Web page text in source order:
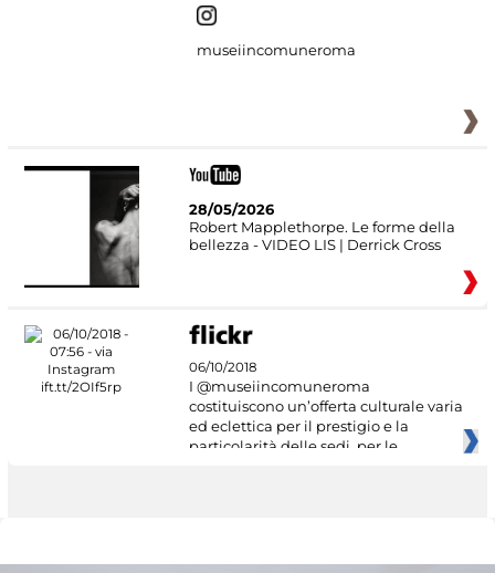
museiincomuneroma
28/05/2026
Robert Mapplethorpe. Le forme della
bellezza - VIDEO LIS | Derrick Cross
06/10/2018
I @museiincomuneroma
costituiscono un’offerta culturale varia
ed eclettica per il prestigio e la
particolarità delle sedi, per le